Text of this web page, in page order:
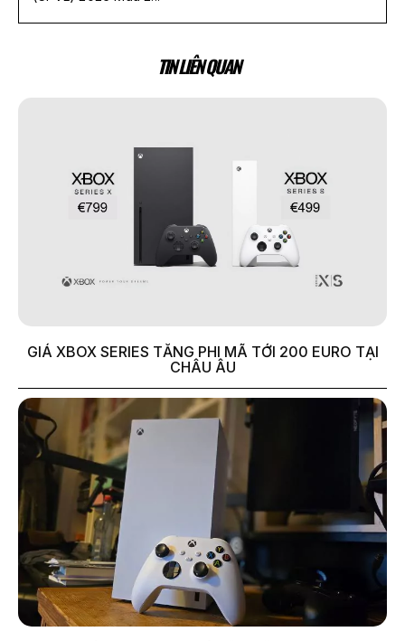
TIN LIÊN QUAN
GIÁ XBOX SERIES TĂNG PHI MÃ TỚI 200 EURO TẠI
CHÂU ÂU